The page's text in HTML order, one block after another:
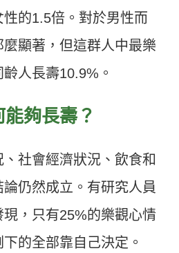
的1.5倍。對於男性而
顯著，但這群人中最樂
人長壽10.9%。
夠長壽？
社會經濟狀況、飲食和
仍然成立。有研究人員
，只有25%的樂觀心情
的全部靠自己決定。